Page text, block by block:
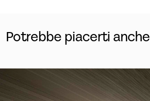
Potrebbe piacerti anche